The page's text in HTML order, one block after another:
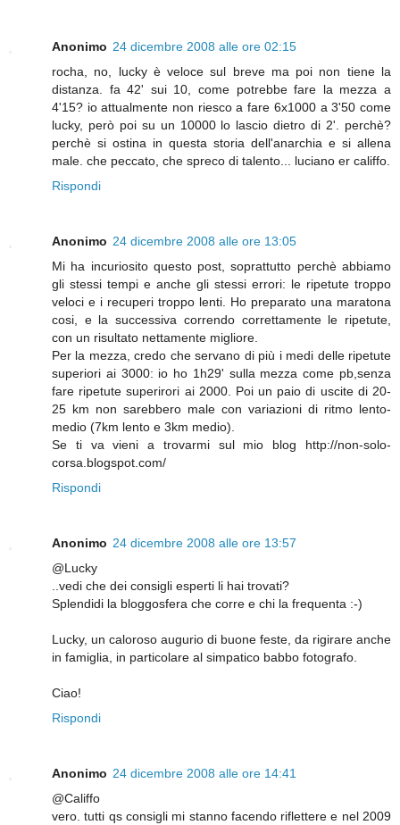
Anonimo 24 dicembre 2008 alle ore 02:15
rocha, no, lucky è veloce sul breve ma poi non tiene la
distanza. fa 42' sui 10, come potrebbe fare la mezza a
4'15? io attualmente non riesco a fare 6x1000 a 3'50 come
lucky, però poi su un 10000 lo lascio dietro di 2'. perchè?
perchè si ostina in questa storia dell'anarchia e si allena
male. che peccato, che spreco di talento... luciano er califfo.
Rispondi
Anonimo 24 dicembre 2008 alle ore 13:05
Mi ha incuriosito questo post, soprattutto perchè abbiamo
gli stessi tempi e anche gli stessi errori: le ripetute troppo
veloci e i recuperi troppo lenti. Ho preparato una maratona
cosi, e la successiva correndo correttamente le ripetute,
con un risultato nettamente migliore.
Per la mezza, credo che servano di più i medi delle ripetute
superiori ai 3000: io ho 1h29' sulla mezza come pb,senza
fare ripetute superirori ai 2000. Poi un paio di uscite di 20-
25 km non sarebbero male con variazioni di ritmo lento-
medio (7km lento e 3km medio).
Se ti va vieni a trovarmi sul mio blog http://non-solo-
corsa.blogspot.com/
Rispondi
Anonimo 24 dicembre 2008 alle ore 13:57
@Lucky
..vedi che dei consigli esperti li hai trovati?
Splendidi la bloggosfera che corre e chi la frequenta :-)
Lucky, un caloroso augurio di buone feste, da rigirare anche
in famiglia, in particolare al simpatico babbo fotografo.
Ciao!
Rispondi
Anonimo 24 dicembre 2008 alle ore 14:41
@Califfo
vero. tutti qs consigli mi stanno facendo riflettere e nel 2009